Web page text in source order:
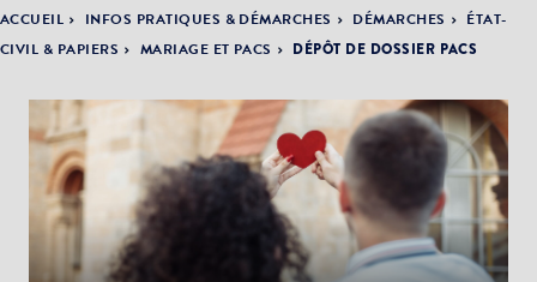
PRATIQUES &
DÉMARCHES
ACTUALITÉS &
ÉVÈNEMENTS
LA VILLE
DÉMOCRATIE
PARTICIPATIVE
ACCUEIL INFOS PRATIQUES & DÉMARCHES DÉMARCHES
ÉTAT-
CIVIL & PAPIERS
MARIAGE ET PACS DÉPÔT DE DOSSIER PACS